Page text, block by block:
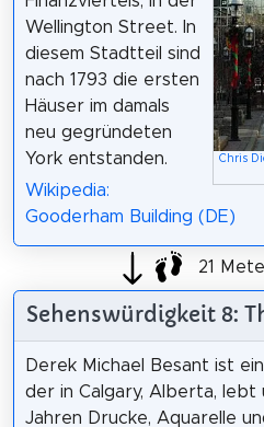
Chris
Wellington Street. In
diesem Stadtteil sind
nach 1793 die ersten
Häuser im damals
neu gegründeten
York entstanden.
Wikipedia:
Gooderham Building (DE)
21
Sehenswürdigkeit 8:
Derek Michael Besant ist
der in Calgary, Alberta, lebt
Jahren Drucke, Aquarelle